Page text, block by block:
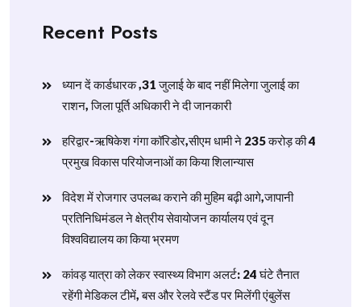
Recent Posts
ध्यान दें कार्डधारक ,31 जुलाई के बाद नहीं मिलेगा जुलाई का
राशन, जिला पूर्ति अधिकारी ने दी जानकारी
हरिद्वार-ऋषिकेश गंगा कॉरिडोर,सीएम धामी ने 235 करोड़ की 4
प्रमुख विकास परियोजनाओं का किया शिलान्यास
विदेश में रोजगार उपलब्ध कराने की मुहिम बढ़ी आगे,जापानी
प्रतिनिधिमंडल ने क्षेत्रीय सेवायोजन कार्यालय एवं दून
विश्वविद्यालय का किया भ्रमण
​कांवड़ यात्रा को लेकर स्वास्थ्य विभाग अलर्ट: 24 घंटे तैनात
रहेंगी मेडिकल टीमें, बस और रेलवे स्टैंड पर मिलेंगी एंबुलेंस